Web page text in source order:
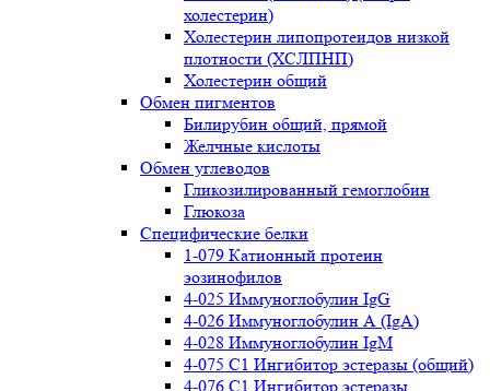
холестерин)
Холестерин липопротеидов низкой
плотности (ХСЛПНП)
Холестерин общий
Обмен пигментов
Билирубин общий, прямой
Желчные кислоты
Обмен углеводов
Гликозилированный гемоглобин
Глюкоза
Специфические белки
1-079 Катионный протеин
эозинофилов
4-025 Иммуноглобулин IgG
4-026 Иммуноглобулин А (IgA)
4-028 Иммуноглобулин IgM
4-075 С1 Ингибитор эстеразы (общий)
4-076 С1 Ингибитор эстеразы